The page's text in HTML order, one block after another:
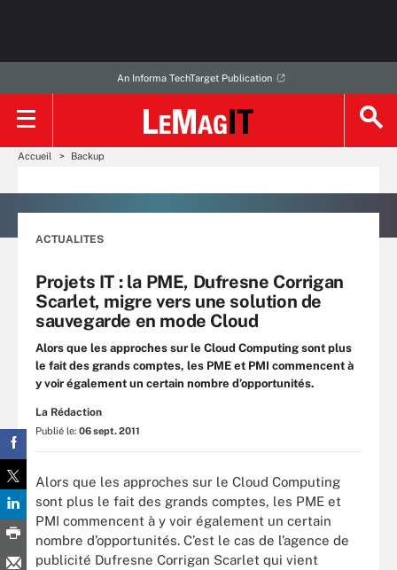
An Informa TechTarget Publication
Accueil Backup
ACTUALITES
Projets IT : la PME, Dufresne Corrigan
Scarlet, migre vers une solution de
sauvegarde en mode Cloud
Alors que les approches sur le Cloud Computing sont plus
le fait des grands comptes, les PME et PMI commencent à
y voir également un certain nombre d’opportunités.
La Rédaction
Publié le: 06 sept. 2011
Alors que les approches sur le Cloud Computing
sont plus le fait des grands comptes, les PME et
PMI commencent à y voir également un certain
nombre d’opportunités. C’est le cas de l’agence de
publicité Dufresne Corrigan Scarlet qui vient